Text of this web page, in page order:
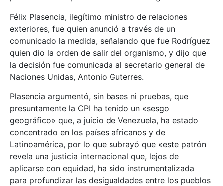
Félix Plasencia, ilegítimo ministro de relaciones
exteriores, fue quien anunció a través de un
comunicado la medida, señalando que fue Rodríguez
quien dio la orden de salir del organismo, y dijo que
la decisión fue comunicada al secretario general de
Naciones Unidas, Antonio Guterres.
Plasencia argumentó, sin bases ni pruebas, que
presuntamente la CPI ha tenido un «sesgo
geográfico» que, a juicio de Venezuela, ha estado
concentrado en los países africanos y de
Latinoamérica, por lo que subrayó que «este patrón
revela una justicia internacional que, lejos de
aplicarse con equidad, ha sido instrumentalizada
para profundizar las desigualdades entre los pueblos